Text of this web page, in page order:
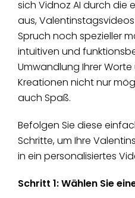
sich Vidnoz AI durch die
aus,
Spruch noch spezieller
intuitiven und
Umwandlung Ihrer
Kreationen nicht nur
auch Spaß.
Befolgen Sie diese
Schritte, um Ihre
in ein personalisiertes
Schritt 1: Wählen Sie